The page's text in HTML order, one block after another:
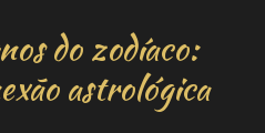
do zodíaco:
astrológica